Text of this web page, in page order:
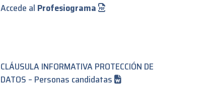
Accede al Profesiograma
CLÁUSULA INFORMATIVA PROTECCIÓN DE
DATOS – Personas candidatas